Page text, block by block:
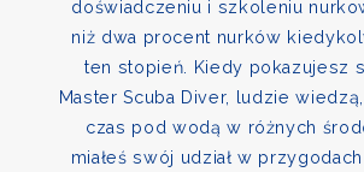
doświadczeniu i szkoleniu
niż dwa procent nurków
ten stopień. Kiedy pokazujesz
Master Scuba Diver, ludzie
czas pod wodą w różnych
miałeś swój udział w